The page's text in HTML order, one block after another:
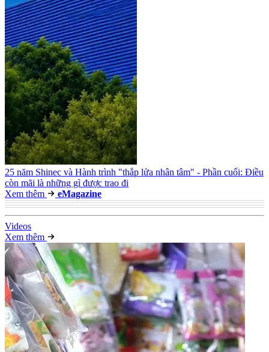
25 năm Shinec và Hành trình "thắp lửa nhân tâm" - Phần cuối: Điều
còn mãi là những gì được trao đi
Xem thêm
eMagazine
Videos
Xem thêm